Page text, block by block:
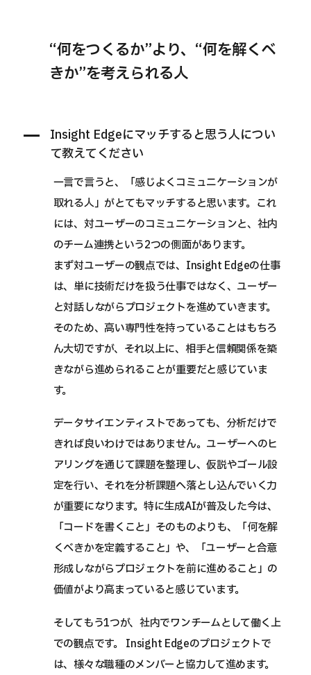
“何をつくるか”より、“何を解くべ
きか”を考えられる人
Insight Edgeにマッチすると思う人につい
て教えてください
一言で言うと、「感じよくコミュニケーションが
取れる人」がとてもマッチすると思います。これ
には、対ユーザーのコミュニケーションと、社内
のチーム連携という2つの側面があります。
まず対ユーザーの観点では、Insight Edgeの仕事
は、単に技術だけを扱う仕事ではなく、ユーザー
と対話しながらプロジェクトを進めていきます。
そのため、高い専門性を持っていることはもちろ
ん大切ですが、それ以上に、相手と信頼関係を築
きながら進められることが重要だと感じていま
す。
データサイエンティストであっても、分析だけで
きれば良いわけではありません。ユーザーへのヒ
アリングを通じて課題を整理し、仮説やゴール設
定を行い、それを分析課題へ落とし込んでいく力
が重要になります。特に生成AIが普及した今は、
「コードを書くこと」そのものよりも、「何を解
くべきかを定義すること」や、「ユーザーと合意
形成しながらプロジェクトを前に進めること」の
価値がより高まっていると感じています。
そしてもう1つが、社内でワンチームとして働く上
での観点です。 Insight Edgeのプロジェクトで
は、様々な職種のメンバーと協力して進めます。